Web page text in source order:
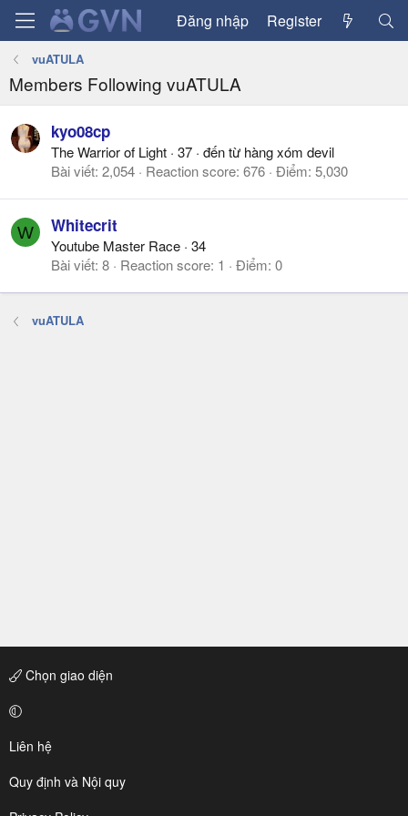
Đăng nhập Register
vuATULA
Members Following vuATULA
kyo08cp
The Warrior of Light · 37 · đến từ hàng xóm devil
Bài viết 2,054 Reaction score 676 Điểm 5,030
W Whitecrit
Youtube Master Race · 34
Bài viết 8 Reaction score 1 Điểm 0
vuATULA
Chọn giao diện
Liên hệ
Quy định và Nội quy